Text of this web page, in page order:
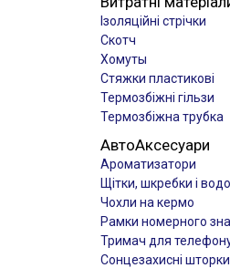
Ізоляційні стрічки
Скотч
Хомуты
Стяжки пластикові
Термозбіжні гільзи
Термозбіжна трубка
АвтоАксесуари
Ароматизатори
Щітки, шкребки і
Чохли на кермо
Рамки номерного
Тримач для
Сонцезахисні